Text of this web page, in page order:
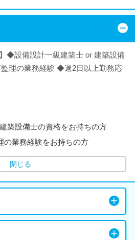
◆設備設計一級建築士 or 建築設備
理の業務経験 ◆週2日以上勤務応
築設備士の資格をお持ちの方
の業務経験をお持ちの方
閉じる